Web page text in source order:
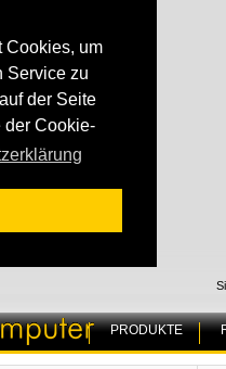
Cookies, um
Service zu
der Seite
der Cookie-
PRODUKTE